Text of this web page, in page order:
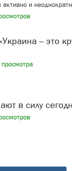
и
в силу